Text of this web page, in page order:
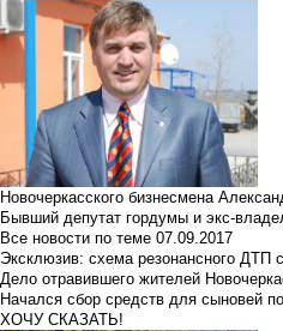
Новочеркасского бизнесмена
Бывший депутат гордумы и экс-
Все новости по теме 07.09.2017
Эксклюзив: схема резонансного ДТП
Дело отравившего жителей
Начался сбор средств для сыновей
ХОЧУ СКАЗАТЬ!